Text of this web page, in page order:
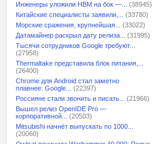
Инженеры уложили HBM на бок —...
(38945)
Китайские специалисты заявили,...
(33780)
Морские сражения, крупнейшая...
(33022)
Датамайнер раскрыл дату релиза...
(31995)
Тысячи сотрудников Google требуют...
(27958)
Thermaltake представила блок питания,...
(26400)
Chrome для Android стал заметно
плавнее: Google...
(22397)
Россияне стали звонить и писать...
(21966)
Вышел релиз OpenIDE Pro —
корпоративной...
(20503)
Mitsubishi начнёт выпускать по 1000...
(20060)